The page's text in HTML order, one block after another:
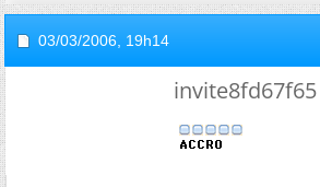
03/03/2006, 19h14
invite8fd67f65